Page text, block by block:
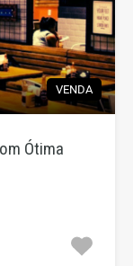
VENDA
Ótima